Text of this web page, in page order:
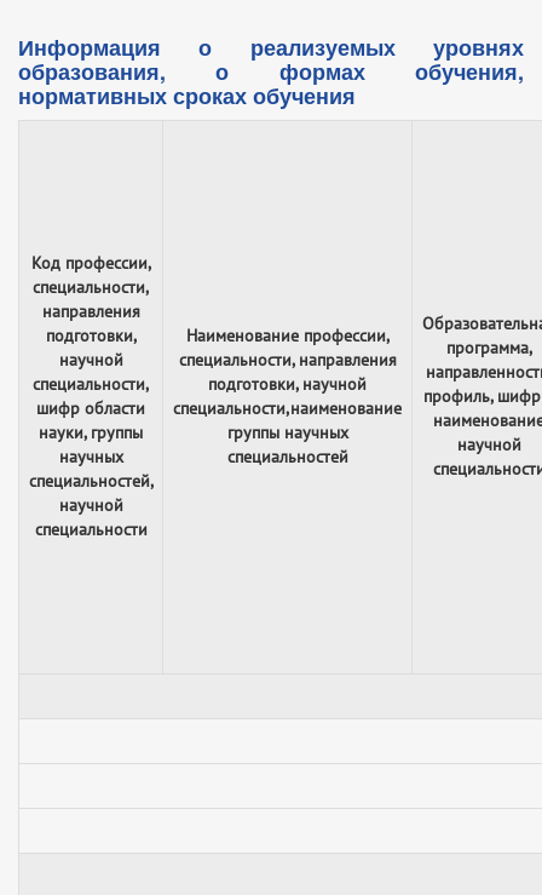
Информация о реализуемых уровнях
образования, о формах обучения,
нормативных сроках обучения
Код профессии,
специальности,
направления
подготовки,
научной
специальности,
шифр области
науки, группы
научных
специальностей,
научной
специальности
Наименование профессии,
специальности, направления
подготовки, научной
специальности,наименование
группы научных
специальностей
программа,
профиль,
научной